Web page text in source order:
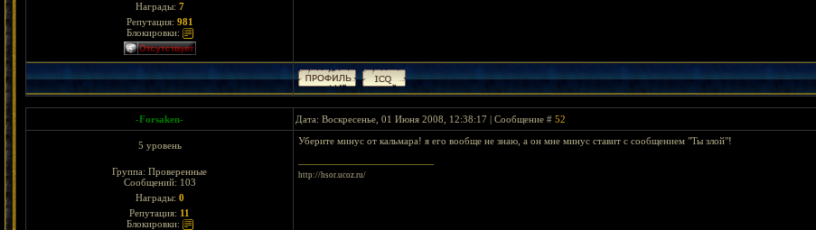
Награды: 7
Репутация: 981
Блокировки:
-Forsaken- Дата: Воскресенье, 01 Июня 2008, 12:38:17 | Сообщение # 52
5 уровень
Группа: Проверенные
Сообщений: 103
Награды: 0
Репутация: 11
Блокировки:
Уберите минус от кальмара! я его вообще не знаю, а он мне минус ставит с сообщением "Ты злой"!
http://hsor.ucoz.ru/